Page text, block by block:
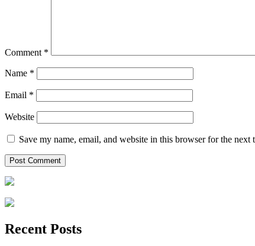
Comment *
Name *
Email *
Website
Save my name, email, and website in this browser for the next
Recent Posts